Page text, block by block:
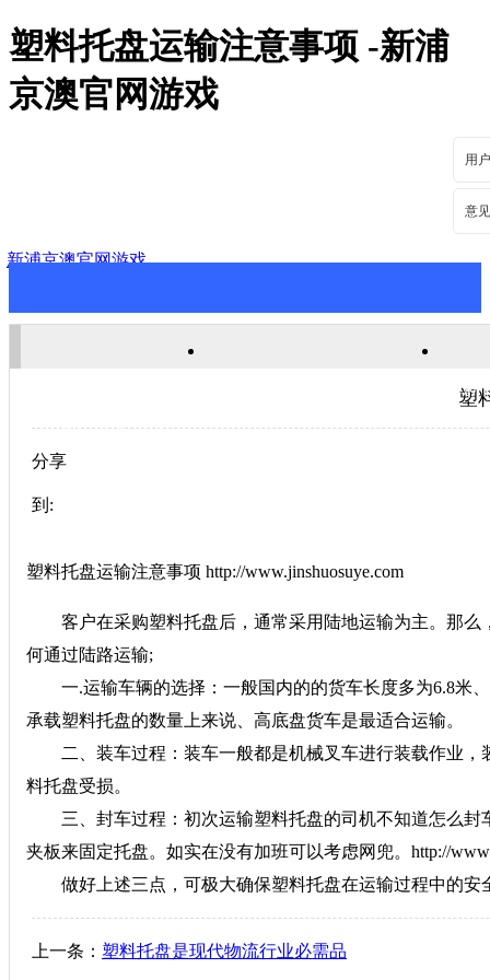
塑料托盘运输注意事项 -新浦
京澳官网游戏
用
意
新浦京澳官网游戏
新
塑
分享
到:
塑料托盘运输注意事项 http://www.jinshuosuye.com
客户在采购塑料托盘后，通常采用陆地运输为主。那么
何通过陆路运输;
一.运输车辆的选择：一般国内的的货车长度多为6.8米、
承载塑料托盘的数量上来说、高底盘货车是最适合运输。
二、装车过程：装车一般都是机械叉车进行装载作业，
料托盘受损。
三、封车过程：初次运输塑料托盘的司机不知道怎么封
夹板来固定托盘。如实在没有加班可以考虑网兜。http://
做好上述三点，可极大确保塑料托盘在运输过程中的安
上一条： 塑料托盘是现代物流行业必需品